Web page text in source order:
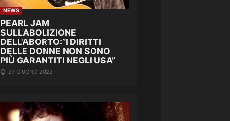
NEWS
PEARL JAM
SULL’ABOLIZIONE
DELL’ABORTO:”I DIRITTI
DELLE DONNE NON SONO
PIÙ GARANTITI NEGLI USA”
27 GIUGNO 2022